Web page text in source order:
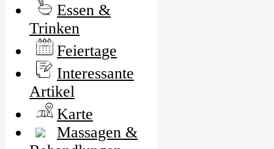
Essen &
Trinken
Feiertage
Interessante
Artikel
Karte
Massagen &